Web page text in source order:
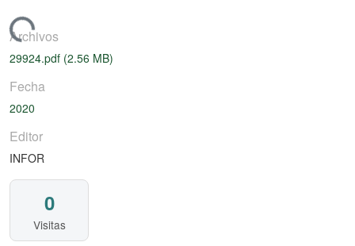
Archivos
29924.pdf (2.56 MB)
Fecha
2020
Editor
INFOR
0
Visitas